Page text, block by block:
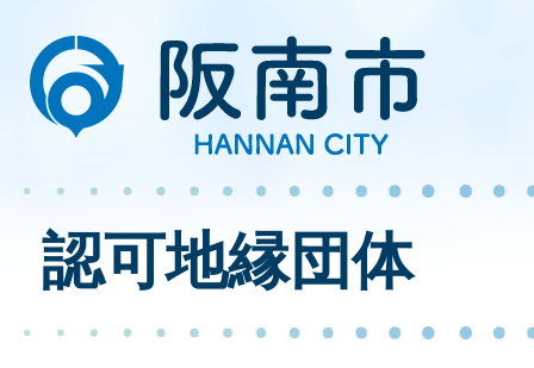
認可地縁団体